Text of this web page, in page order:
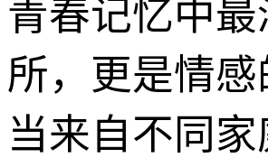
青春记忆中
所，更是情
当来自不同